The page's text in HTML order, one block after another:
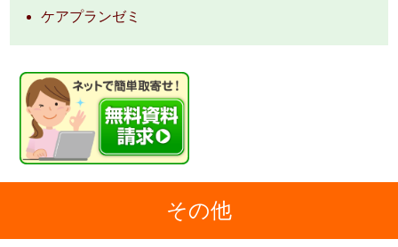
ケアプランゼミ
その他